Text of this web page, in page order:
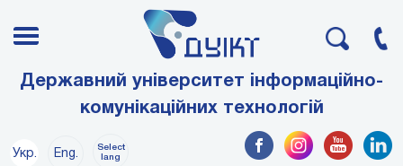
Державний університет інформаційно-
комунікаційних технологій
Укр. Eng.
Select
lang